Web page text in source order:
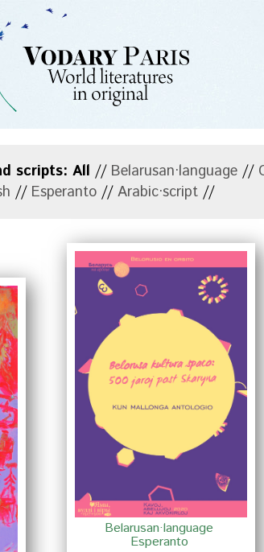
scripts: All // Belarusan·language //
// Esperanto //Arabic·script //
Belarusan·language
Esperanto